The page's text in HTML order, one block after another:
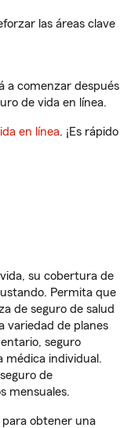
las áreas clave
a comenzar después
de vida en línea.
en línea. ¡Es rápido
su cobertura de
Permita que
de seguro de salud
variedad de planes
seguro
médica individual.
de
mensuales.
para obtener una